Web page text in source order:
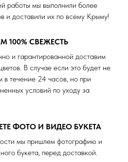
работы мы выполнили более
и доставили их по всему Крыму!
100% СВЕЖЕСТЬ
и гарантированной доставим
В случае если это будет не
в течение 24 часов, но при
условий по уходу за
ФОТО И ВИДЕО БУКЕТА
мы пришлем фотографию и
букета, перед доставкой.